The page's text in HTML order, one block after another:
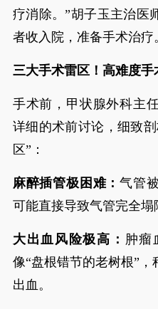
疗消除。”胡子玉主治医
者收入院，准备手术治疗
三大手术雷区！高难度
手术前，甲状腺外科主
详细的术前讨论，细致
区”：
麻醉插管极困难：气管
可能直接导致气管完全塌
大出血风险极高： 肿瘤
像“盘根错节的老树根”
出血。